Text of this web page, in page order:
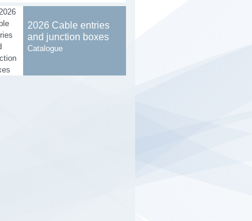
2026 Cable entries
and junction boxes
Catalogue